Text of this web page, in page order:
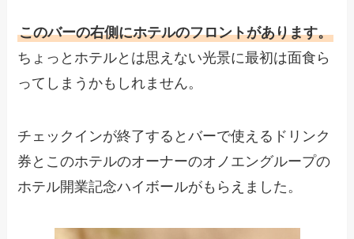
このバーの右側にホテルのフロントがあります。
ちょっとホテルとは思えない光景に最初は面食ら
ってしまうかもしれません。
チェックインが終了するとバーで使えるドリンク
券とこのホテルのオーナーのオノエングループの
ホテル開業記念ハイボールがもらえました。